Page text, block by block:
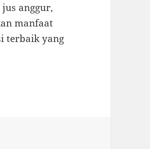
anggur,
manfaat
terbaik yang